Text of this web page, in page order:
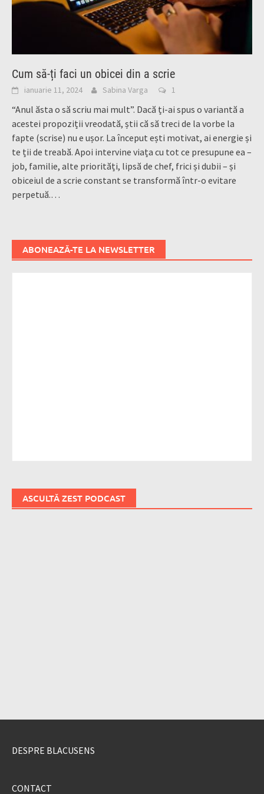
Cum să-ți faci un obicei din a scrie
ianuarie 11, 2024 Sabina Varga 1
“Anul ăsta o să scriu mai mult”. Dacă ți-ai spus o variantă a
acestei propoziții vreodată, știi că să treci de la vorbe la
fapte (scrise) nu e ușor. La început ești motivat, ai energie și
te ții de treabă. Apoi intervine viața cu tot ce presupune ea –
job, familie, alte priorități, lipsă de chef, frici și dubii – și
obiceiul de a scrie constant se transformă într-o evitare
perpetuă.…
ABONEAZĂ-TE LA NEWSLETTER
ASCULTĂ ZEST PODCAST
DESPRE BLACUSENS
CONTACT